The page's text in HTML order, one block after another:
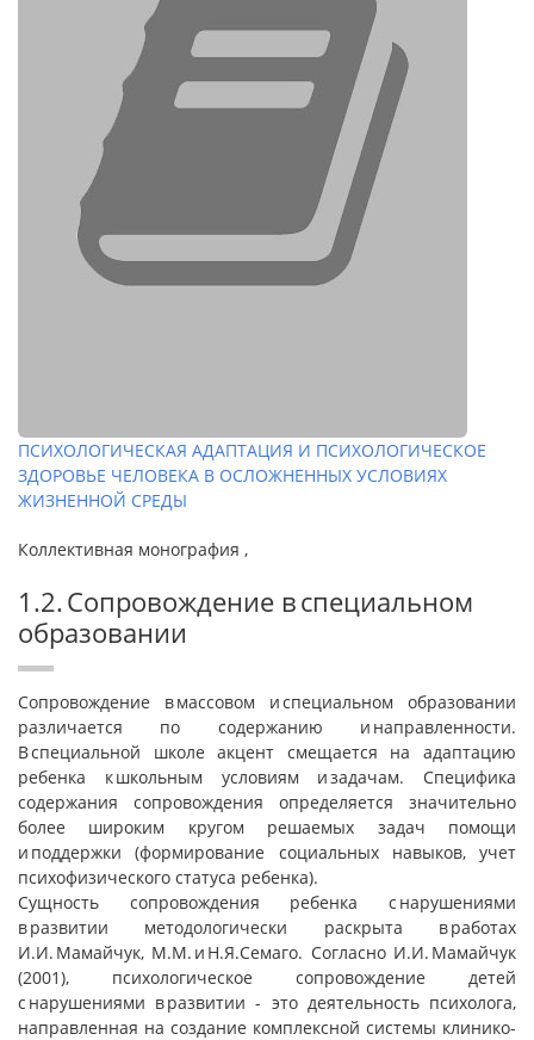
ПСИХОЛОГИЧЕСКАЯ АДАПТАЦИЯ И ПСИХОЛОГИЧЕСКОЕ
ЗДОРОВЬЕ ЧЕЛОВЕКА В ОСЛОЖНЕННЫХ УСЛОВИЯХ
ЖИЗНЕННОЙ СРЕДЫ
Коллективная монография ,
1.2. Сопровождение в специальном
образовании
Сопровождение в массовом и специальном образовании
различается по содержанию и направленности.
В специальной школе акцент смещается на адаптацию
ребенка к школьным условиям и задачам. Специфика
содержания сопровождения определяется значительно
более широким кругом решаемых задач помощи
и поддержки (формирование социальных навыков, учет
психофизического статуса ребенка).
Сущность сопровождения ребенка с нарушениями
в развитии методологически раскрыта в работах
И.И. Мамайчук, М.М. и Н.Я.Семаго. Согласно И.И. Мамайчук
(2001), психологическое сопровождение детей
с нарушениями в развитии - это деятельность психолога,
направленная на создание комплексной системы клинико-